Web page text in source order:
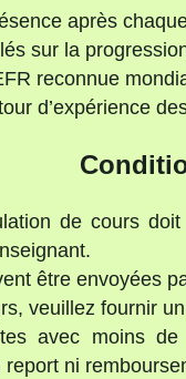
après
sur la
reconnue
d’expérience
de cours
être envoyées
veuillez fournir
avec moins
ni